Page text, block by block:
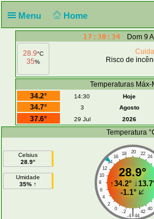
Menu Home
17:30:34
Dom 9
28.9°C
35%
Risco de
Temperaturas Máx-
34.2°
14:30 Hoje
34.7°
3 Agosto
37.6°
29 Jul 2026
Temperatura
Celsius
28.9°
Umidade
35% ↑
20
18 22
16
24
14
12
10
8
6
4
2
0
40
-2 42
|
-4 44
28.9°
↑34.2°↓
-1.1°